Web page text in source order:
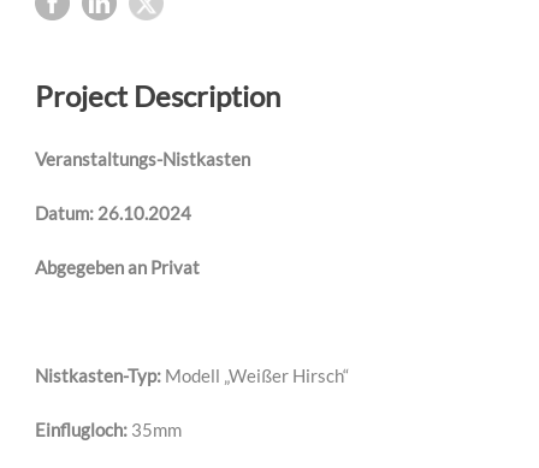
Project Description
Veranstaltungs-Nistkasten
Datum: 26.10.2024
Abgegeben an Privat
Nistkasten-Typ: Modell „Weißer Hirsch“
Einflugloch: 35mm